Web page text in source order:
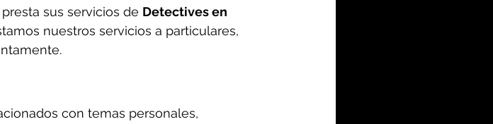
sus servicios de Detectives en
nuestros servicios a particulares,
con temas personales,